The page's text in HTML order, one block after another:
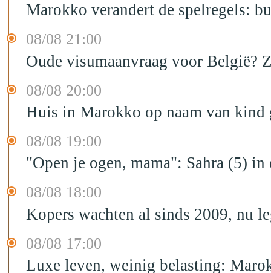
Marokko verandert de spelregels:
08/08 21:00
Oude visumaanvraag voor België?
08/08 20:00
Huis in Marokko op naam van kind
08/08 19:00
"Open je ogen, mama": Sahra (5)
08/08 18:00
Kopers wachten al sinds 2009, nu
08/08 17:00
Luxe leven, weinig belasting: